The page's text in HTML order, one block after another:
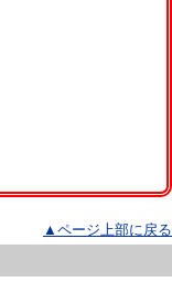
▲ページ上部に戻る